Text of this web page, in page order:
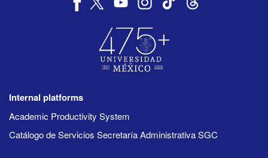
Internal platforms
Academic Productivity System
Catálogo de Servicios Secretaría Administrativa SGC